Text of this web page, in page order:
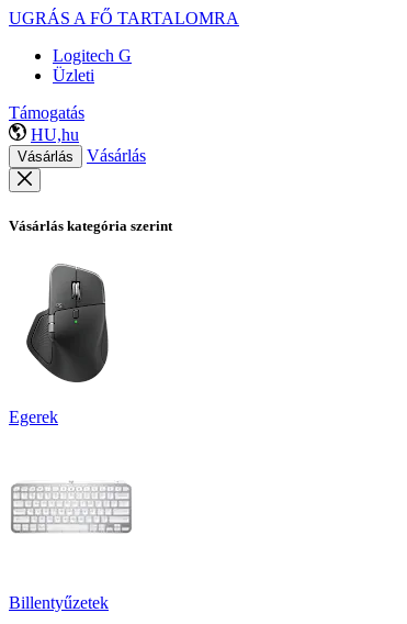
UGRÁS A FŐ TARTALOMRA
Logitech G
Üzleti
Támogatás
HU,hu
Vásárlás Vásárlás
Vásárlás kategória szerint
Egerek
Billentyűzetek